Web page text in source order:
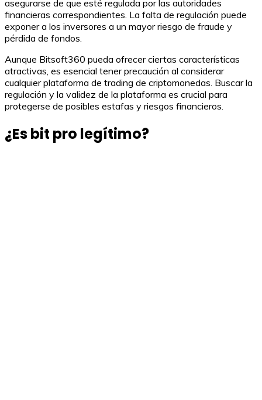
asegurarse de que esté regulada por las autoridades
financieras correspondientes. La falta de regulación puede
exponer a los inversores a un mayor riesgo de fraude y
pérdida de fondos.
Aunque Bitsoft360 pueda ofrecer ciertas características
atractivas, es esencial tener precaución al considerar
cualquier plataforma de trading de criptomonedas. Buscar la
regulación y la validez de la plataforma es crucial para
protegerse de posibles estafas y riesgos financieros.
¿Es bit pro legítimo?